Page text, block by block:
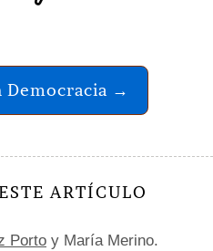
Democracia →
ARTÍCULO
Porto y María Merino.